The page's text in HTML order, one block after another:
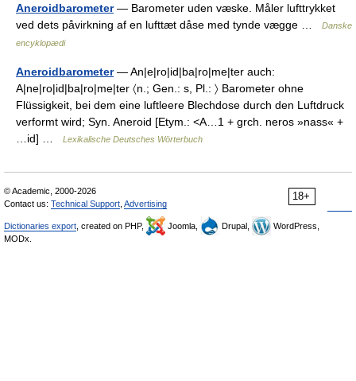
Aneroidbarometer— Barometer uden væske. Måler lufttrykket
ved dets påvirkning af en lufttæt dåse med tynde vægge …
Danske
encyklopædi
Aneroidbarometer— An|e|ro|id|ba|ro|me|ter auch:
A|ne|ro|id|ba|ro|me|ter 〈n.; Gen.: s, Pl.: 〉 Barometer ohne
Flüssigkeit, bei dem eine luftleere Blechdose durch den Luftdruck
verformt wird; Syn. Aneroid [Etym.: <A…1 + grch. neros »nass« +
…id] …
Lexikalische Deutsches Wörterbuch
18+
© Academic, 2000-2026
Contact us: Technical Support Advertising
Dictionaries export , created on PHP, Joomla, Drupal,
WordPress,
MODx.